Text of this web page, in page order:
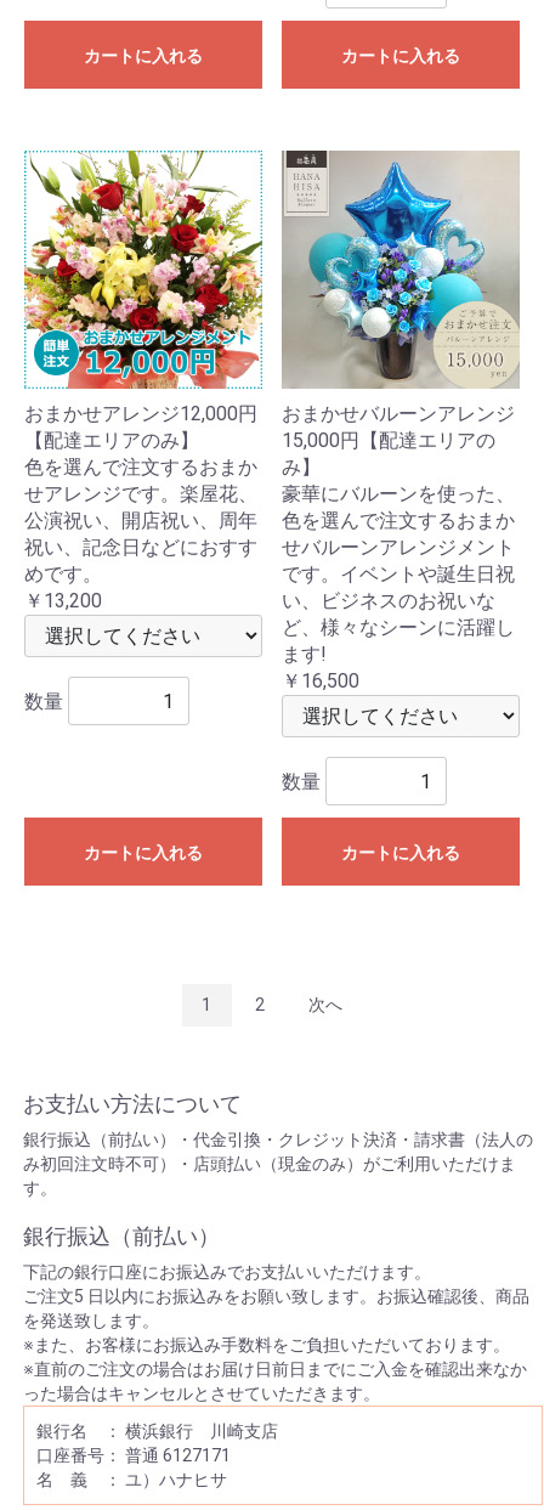
カートに入れる カートに入れる
おまかせアレンジ12,000円
【配達エリアのみ】
色を選んで注文するおまか
せアレンジです。楽屋花、
公演祝い、開店祝い、周年
祝い、記念日などにおすす
めです。
￥13,200
数量
カートに入れる
おまかせバルーンアレンジ
15,000円【配達エリアの
み】
豪華にバルーンを使った、
色を選んで注文するおまか
せバルーンアレンジメント
です。イベントや誕生日祝
い、ビジネスのお祝いな
ど、様々なシーンに活躍し
ます!
￥16,500
数量
カートに入れる
1 2 次へ
お支払い方法について
銀行振込（前払い）・代金引換・クレジット決済・請求書（法人の
み初回注文時不可）・店頭払い（現金のみ）がご利用いただけま
す。
銀行振込（前払い）
下記の銀行口座にお振込みでお支払いいただけます。
ご注文5 日以内にお振込みをお願い致します。お振込確認後、商品
を発送致します。
※また、お客様にお振込み手数料をご負担いただいております。
※直前のご注文の場合はお届け日前日までにご入金を確認出来なか
った場合はキャンセルとさせていただきます。
銀行名 ： 横浜銀行 川崎支店
口座番号： 普通 6127171
名 義 ： ユ）ハナヒサ